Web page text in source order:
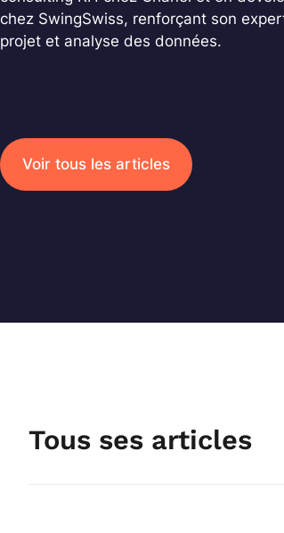
chez SwingSwiss, renforçant son
projet et analyse des données.
Voir tous les articles
Tous ses articles